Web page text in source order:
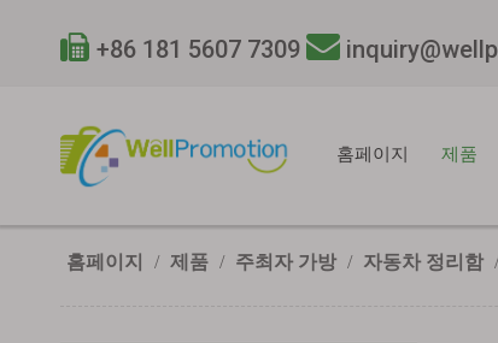
 +86 181 5607 7309 
홈페이지 제품
홈페이지 / 제품 / 주최자 가방 / 자동차 정리함